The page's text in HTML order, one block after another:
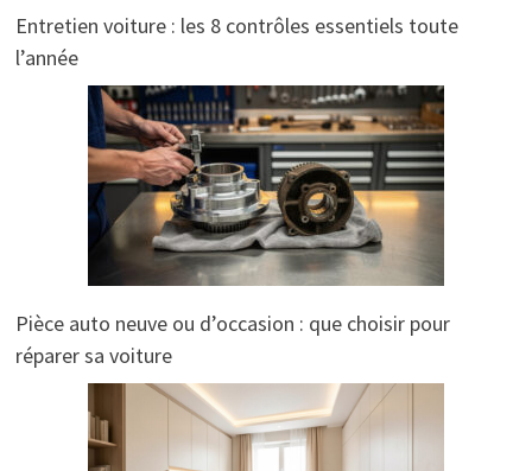
Entretien voiture : les 8 contrôles essentiels toute
l’année
Pièce auto neuve ou d’occasion : que choisir pour
réparer sa voiture